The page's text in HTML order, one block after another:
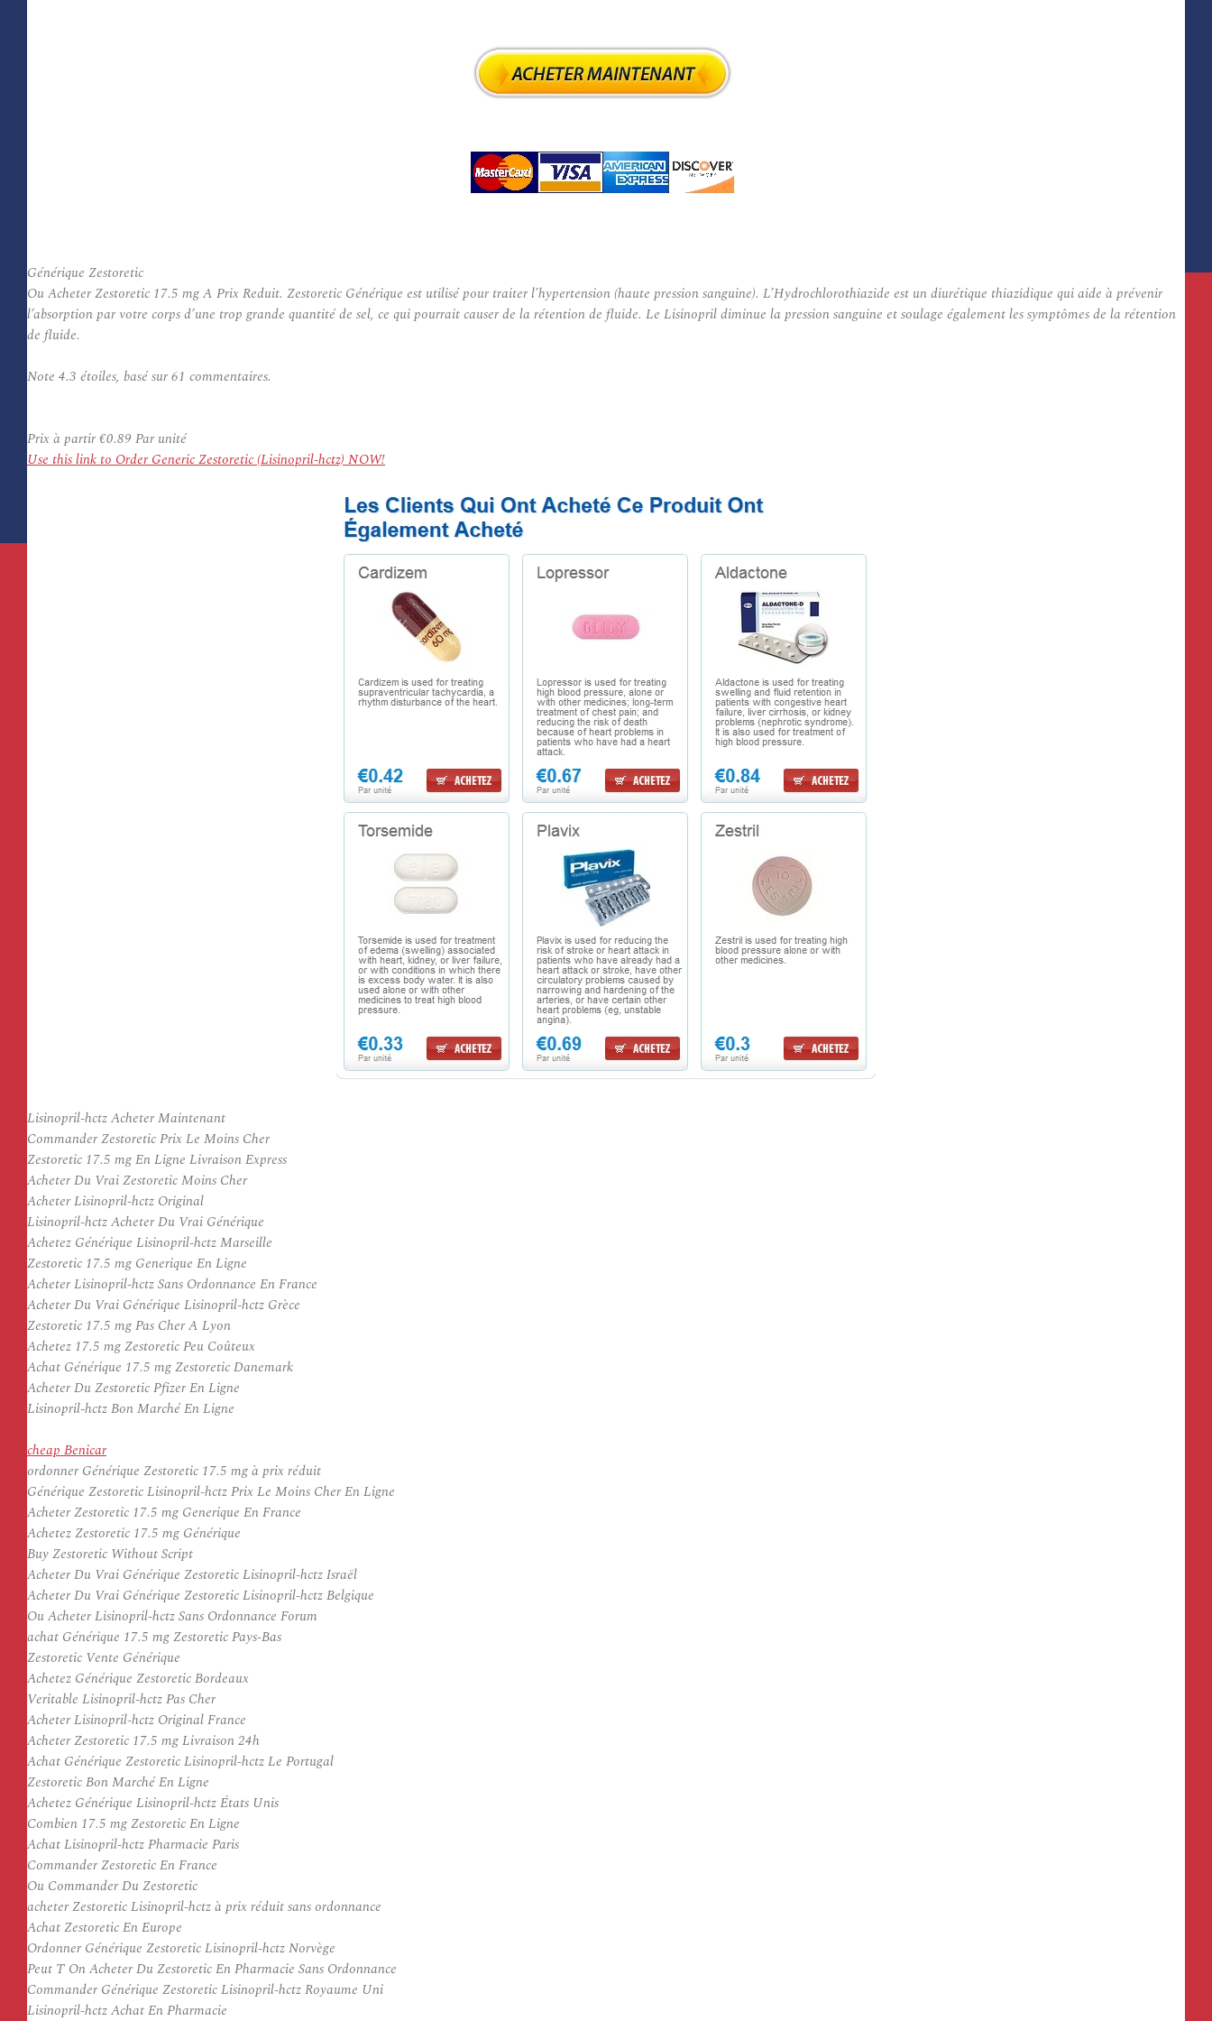
Générique Zestoretic
Ou Acheter Zestoretic 17.5 mg A Prix Reduit. Zestoretic Générique est utilisé pour traiter l’hypertension (haute pression sanguine). L’Hydrochlorothiazide est un diurétique thiazidique qui aide à prévenir
l’absorption par votre corps d’une trop grande quantité de sel, ce qui pourrait causer de la rétention de fluide. Le Lisinopril diminue la pression sanguine et soulage également les symptômes de la rétention
de fluide.
Note 4.3 étoiles, basé sur61 commentaires.
Prix à partir€0.89 Par unité
Use this link to Order Generic Zestoretic (Lisinopril-hctz) NOW!
Lisinopril-hctz Acheter Maintenant
Commander Zestoretic Prix Le Moins Cher
Zestoretic 17.5 mg En Ligne Livraison Express
Acheter Du Vrai Zestoretic Moins Cher
Acheter Lisinopril-hctz Original
Lisinopril-hctz Acheter Du Vrai Générique
Achetez Générique Lisinopril-hctz Marseille
Zestoretic 17.5 mg Generique En Ligne
Acheter Lisinopril-hctz Sans Ordonnance En France
Acheter Du Vrai Générique Lisinopril-hctz Grèce
Zestoretic 17.5 mg Pas Cher A Lyon
Achetez 17.5 mg Zestoretic Peu Coûteux
Achat Générique 17.5 mg Zestoretic Danemark
Acheter Du Zestoretic Pfizer En Ligne
Lisinopril-hctz Bon Marché En Ligne
cheap Benicar
ordonner Générique Zestoretic 17.5 mg à prix réduit
Générique Zestoretic Lisinopril-hctz Prix Le Moins Cher En Ligne
Acheter Zestoretic 17.5 mg Generique En France
Achetez Zestoretic 17.5 mg Générique
Buy Zestoretic Without Script
Acheter Du Vrai Générique Zestoretic Lisinopril-hctz Israël
Acheter Du Vrai Générique Zestoretic Lisinopril-hctz Belgique
Ou Acheter Lisinopril-hctz Sans Ordonnance Forum
achat Générique 17.5 mg Zestoretic Pays-Bas
Zestoretic Vente Générique
Achetez Générique Zestoretic Bordeaux
Veritable Lisinopril-hctz Pas Cher
Acheter Lisinopril-hctz Original France
Acheter Zestoretic 17.5 mg Livraison 24h
Achat Générique Zestoretic Lisinopril-hctz Le Portugal
Zestoretic Bon Marché En Ligne
Achetez Générique Lisinopril-hctz États Unis
Combien 17.5 mg Zestoretic En Ligne
Achat Lisinopril-hctz Pharmacie Paris
Commander Zestoretic En France
Ou Commander Du Zestoretic
acheter Zestoretic Lisinopril-hctz à prix réduit sans ordonnance
Achat Zestoretic En Europe
Ordonner Générique Zestoretic Lisinopril-hctz Norvège
Peut T On Acheter Du Zestoretic En Pharmacie Sans Ordonnance
Commander Générique Zestoretic Lisinopril-hctz Royaume Uni
Lisinopril-hctz Achat En Pharmacie